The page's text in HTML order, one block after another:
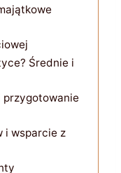
Średnie i
przygotowanie
i wsparcie z